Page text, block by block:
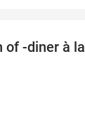
of -diner à